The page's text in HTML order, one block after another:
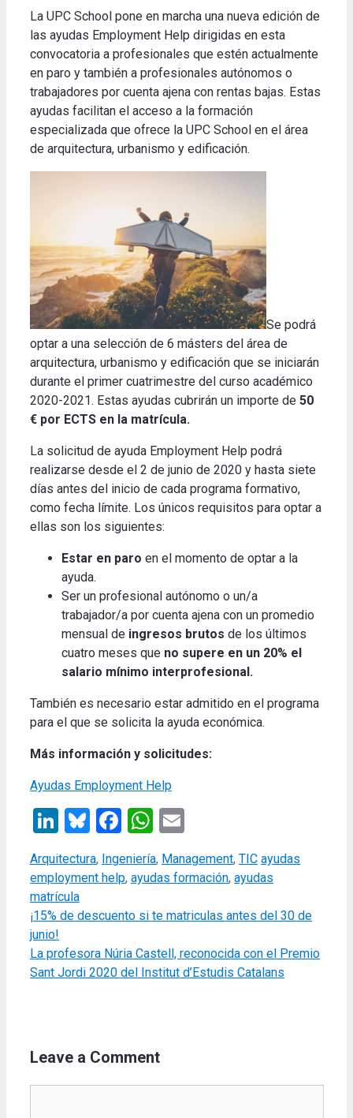
La UPC School pone en marcha una nueva edición de
las ayudas Employment Help dirigidas en esta
convocatoria a profesionales que estén actualmente
en paro y también a profesionales autónomos o
trabajadores por cuenta ajena con rentas bajas. Estas
ayudas facilitan el acceso a la formación
especializada que ofrece la UPC School en el área
de arquitectura, urbanismo y edificación.
Se podrá
optar a una selección de 6 másters del área de
arquitectura, urbanismo y edificación que se iniciarán
durante el primer cuatrimestre del curso académico
2020-2021. Estas ayudas cubrirán un importe de 50
€ por ECTS en la matrícula.
La solicitud de ayuda Employment Help podrá
realizarse desde el 2 de junio de 2020 y hasta siete
días antes del inicio de cada programa formativo,
como fecha límite. Los únicos requisitos para optar a
ellas son los siguientes:
Estar en paro en el momento de optar a la
ayuda.
Ser un profesional autónomo o un/a
trabajador/a por cuenta ajena con un promedio
mensual de ingresos brutos de los últimos
cuatro meses que no supere en un 20% el
salario mínimo interprofesional.
También es necesario estar admitido en el programa
para el que se solicita la ayuda económica.
Más información y solicitudes:
Ayudas Employment Help
LinkedIn
Bluesky
Facebook
WhatsApp
Categories
Arquitectura, Ingeniería, Management, TIC Tags
ayudas
employment help, ayudas formación, ayudas
matrícula
¡15% de descuento si te matriculas antes del 30 de
junio!
La profesora Núria Castell, reconocida con el Premio
Sant Jordi 2020 del Institut d’Estudis Catalans
Leave a Comment